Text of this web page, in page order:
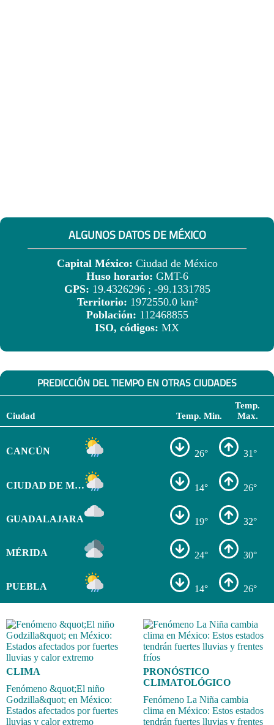
ALGUNOS DATOS DE MÉXICO
Capital México: Ciudad de México
Huso horario: GMT-6
GPS: 19.4326296 ; -99.1331785
Territorio: 1972550.0 km²
Población: 112468855
ISO, códigos: MX
PREDICCIÓN DEL TIEMPO EN OTRAS CIUDADES
Ciudad Temp. Min.
Temp.
Max.
CANCÚN 26° 31°
CIUDAD DE MÉXICO 14° 26°
GUADALAJARA 19° 32°
MÉRIDA 24° 30°
PUEBLA 14° 26°
CLIMA
Fenómeno &quot;El niño
Godzilla&quot; en México:
Estados afectados por fuertes
lluvias y calor extremo
PRONÓSTICO
CLIMATOLÓGICO
Fenómeno La Niña cambia
clima en México: Estos estados
tendrán fuertes lluvias y frentes